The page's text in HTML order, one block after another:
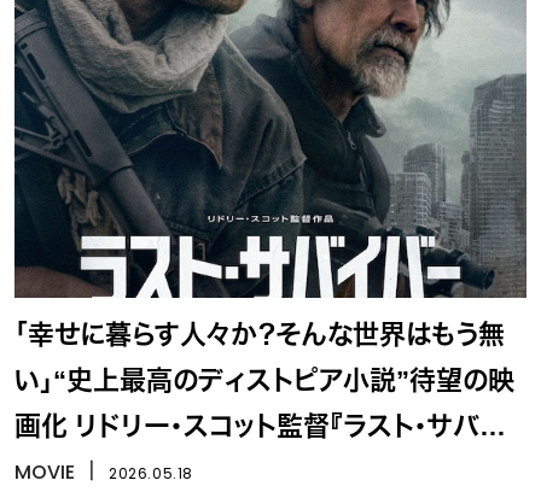
「幸せに暮らす人々か？そんな世界はもう無
い」“史上最高のディストピア小説”待望の映
画化 リドリー・スコット監督『ラスト・サバイ
バー』
MOVIE 2026.05.18